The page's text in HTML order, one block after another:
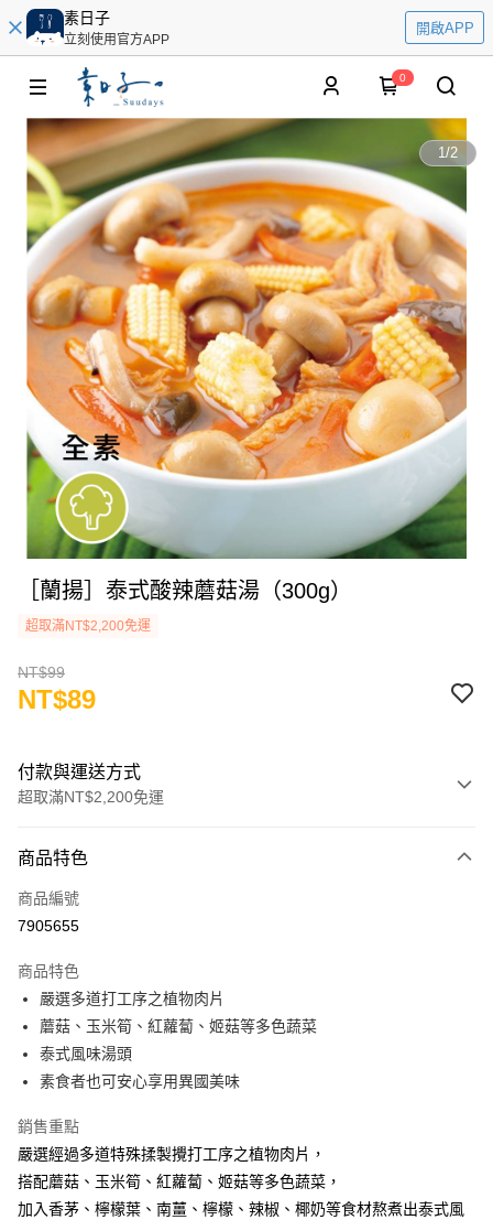
素日子
立刻使用官方APP
開啟APP
0
1/2
［蘭揚］泰式酸辣蘑菇湯（300g）
超取滿NT$2,200免運
NT$99
NT$89
付款與運送方式
超取滿NT$2,200免運
信用卡一次付款
LINE Pay
街口支付
悠遊付
Google Pay
全盈+PAY
ATM付款
運送方式
商品特色
商品編號
7905655
商品特色
嚴選多道打工序之植物肉片
蘑菇、玉米筍、紅蘿蔔、姬菇等多色蔬菜
泰式風味湯頭
素食者也可安心享用異國美味
銷售重點
嚴選經過多道特殊揉製攪打工序之植物肉片，
搭配蘑菇、玉米筍、紅蘿蔔、姬菇等多色蔬菜，
加入香茅、檸檬葉、南薑、檸檬、辣椒、椰奶等食材熬煮出泰式風